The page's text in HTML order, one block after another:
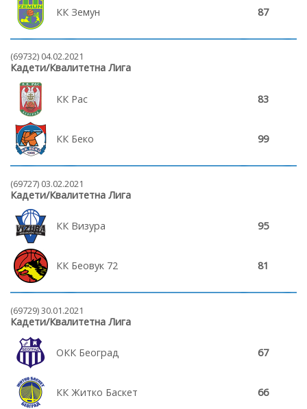
КК Земун 87
(69732) 04.02.2021
Кадети/Квалитетна Лига
КК Рас 83
КК Беко 99
(69727) 03.02.2021
Кадети/Квалитетна Лига
КК Визура 95
КК Беовук 72 81
(69729) 30.01.2021
Кадети/Квалитетна Лига
ОКК Београд 67
КК Житко Баскет 66